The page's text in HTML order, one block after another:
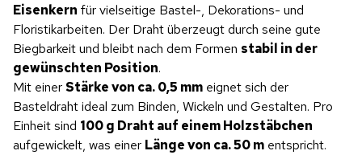
Eisenkern für vielseitige Bastel-, Dekorations- und
Floristikarbeiten. Der Draht überzeugt durch seine gute
Biegbarkeit und bleibt nach dem Formen stabil in der
gewünschten Position.
Mit einerStärke von ca. 0,5 mm eignet sich der
Basteldraht ideal zum Binden, Wickeln und Gestalten. Pro
Einheit sind 100 g Draht auf einem Holzstäbchen
aufgewickelt, was einer Länge von ca. 50 m entspricht.